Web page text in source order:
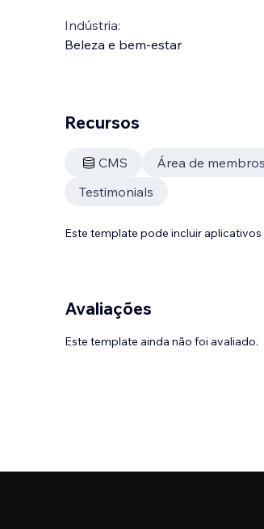
Indústria:
Beleza e bem-estar
Recursos
CMS Área de membros
Testimonials
Este template pode incluir
Avaliações
Este template ainda não foi avaliado.